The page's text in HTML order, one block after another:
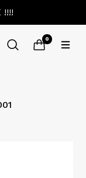
!!!!
0